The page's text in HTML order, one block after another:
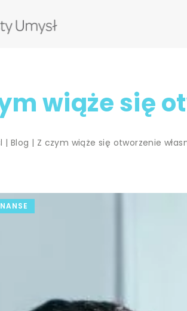
wiąże się
|Blog | Z czym wiąże się otworzenie